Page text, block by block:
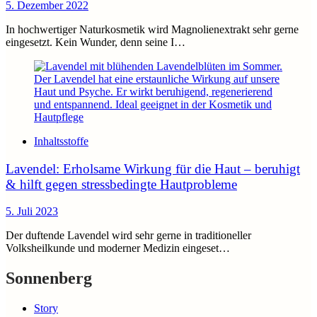
5. Dezember 2022
In hochwertiger Naturkosmetik wird Magnolienextrakt sehr gerne
eingesetzt. Kein Wunder, denn seine I…
Inhaltsstoffe
Lavendel: Erholsame Wirkung für die Haut – beruhigt
& hilft gegen stressbedingte Hautprobleme
5. Juli 2023
Der duftende Lavendel wird sehr gerne in traditioneller
Volksheilkunde und moderner Medizin eingeset…
Sonnenberg
Story